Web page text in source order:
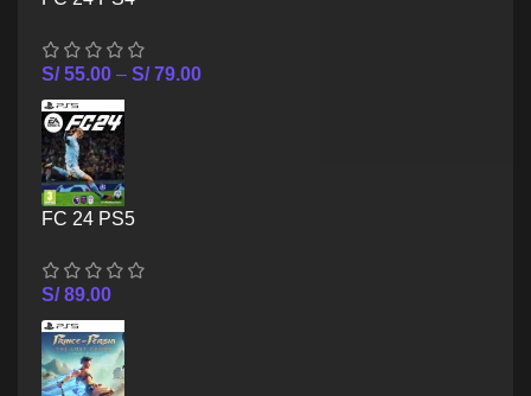
S/55.00 – S/79.00
FC 24 PS5
S/89.00